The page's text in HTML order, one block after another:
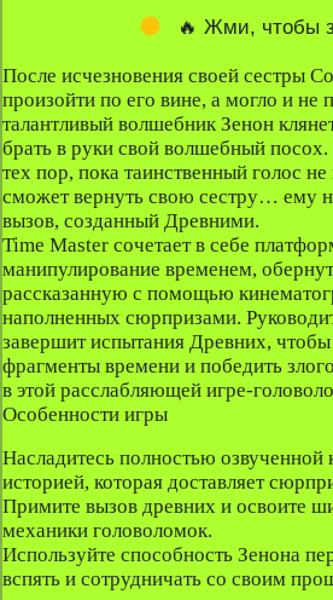
🔥 Жми, чтобы
После исчезновения своей сестры
произойти по его вине, а могло и не
талантливый волшебник Зенон
брать в руки свой волшебный
тех пор, пока таинственный голос
сможет вернуть свою сестру… ему
вызов, созданный Древними.
Time Master сочетает в себе
манипулирование временем,
рассказанную с помощью
наполненных сюрпризами.
завершит испытания Древних, чтобы
фрагменты времени и победить
в этой расслабляющей игре-
Особенности игры
Насладитесь полностью озвученной
историей, которая доставляет
Примите вызов древних и освоите
механики головоломок.
Используйте способность Зенона
вспять и сотрудничать со своим